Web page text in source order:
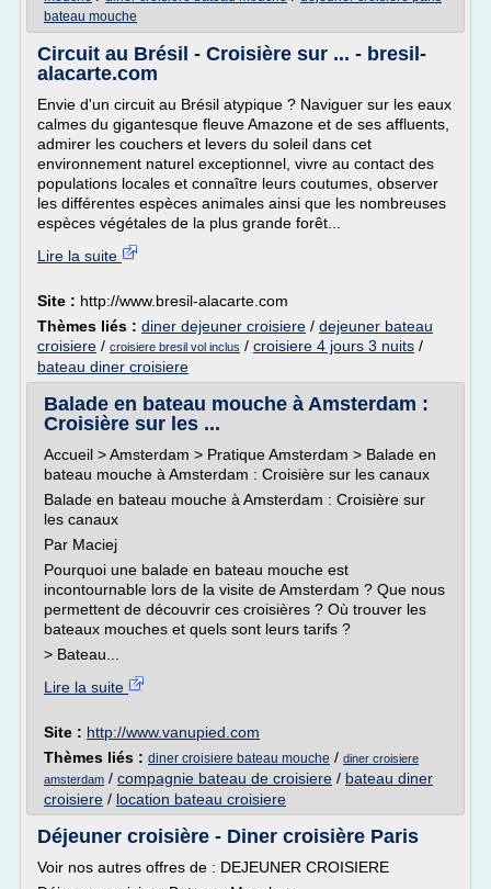
bateau mouche
Circuit au Brésil - Croisière sur ... - bresil-
alacarte.com
Envie d'un circuit au Brésil atypique ? Naviguer sur les eaux
calmes du gigantesque fleuve Amazone et de ses affluents,
admirer les couchers et levers du soleil dans cet
environnement naturel exceptionnel, vivre au contact des
populations locales et connaître leurs coutumes, observer
les différentes espèces animales ainsi que les nombreuses
espèces végétales de la plus grande forêt...
Lire la suite
Site : http://www.bresil-alacarte.com
Thèmes liés : diner dejeuner croisiere / dejeuner bateau
croisiere / croisiere bresil vol inclus / croisiere 4 jours 3 nuits /
bateau diner croisiere
Balade en bateau mouche à Amsterdam :
Croisière sur les ...
Accueil > Amsterdam > Pratique Amsterdam > Balade en
bateau mouche à Amsterdam : Croisière sur les canaux
Balade en bateau mouche à Amsterdam : Croisière sur
les canaux
Par Maciej
Pourquoi une balade en bateau mouche est
incontournable lors de la visite de Amsterdam ? Que nous
permettent de découvrir ces croisières ? Où trouver les
bateaux mouches et quels sont leurs tarifs ?
> Bateau...
Lire la suite
Site : http://www.vanupied.com
Thèmes liés : diner croisiere bateau mouche / diner croisiere
amsterdam / compagnie bateau de croisiere / bateau diner
croisiere / location bateau croisiere
Déjeuner croisière - Diner croisière Paris
Voir nos autres offres de : DEJEUNER CROISIERE